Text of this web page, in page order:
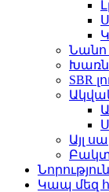
Նանո
SBR
Այլ
Կապ մեզ